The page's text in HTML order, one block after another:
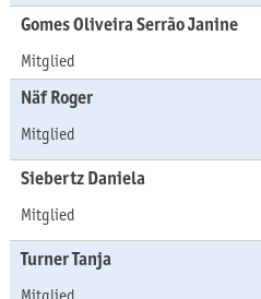
Gomes Oliveira SerrãoJanine
Mitglied
Näf Roger
Mitglied
Siebertz Daniela
Mitglied
TurnerTanja